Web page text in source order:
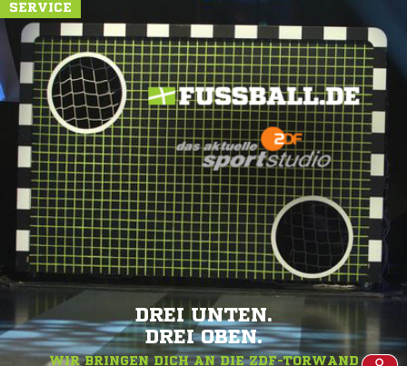
SERVICE
DREI UNTEN.
DREI OBEN.
WIR BRINGEN DICH AN DIE ZDF-TORWAND